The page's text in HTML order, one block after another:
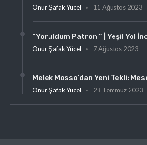
Onur Şafak Yücel 11 Ağustos 2023
“Yoruldum Patron!” | Yeşil Yol
Onur Şafak Yücel 7 Ağustos 2023
Melek Mosso’dan Yeni Tekli:
Onur Şafak Yücel 28 Temmuz 2023